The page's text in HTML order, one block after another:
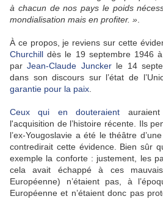
à chacun de nos pays le poids
mondialisation mais en profiter. »
À ce propos, je reviens sur cette
Churchill dès le 19 septembre 1946
parJean-Claude Junckerle 14
dans son discours sur l’état de
garantie pour la paix
Ceux qui en douteraient
l'acquisition de l’histoire récente. Ils
l’ex-Yougoslavie a été le théâtre
contredirait cette évidence. Bien sûr
exemple la conforte : justement, les
cela avait échappé à ces
Européenne) n’étaient pas, à
Européenne et n’étaient donc pas